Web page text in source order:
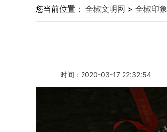
您当前位置： 全椒文明网 > 全椒印象
时间： 2020-03-17 22:32:54